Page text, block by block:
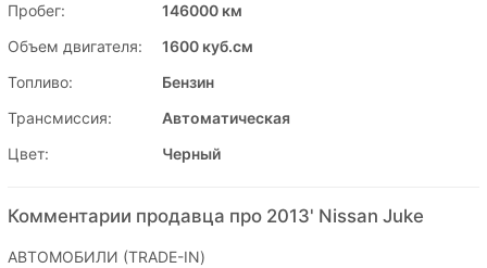
Пробег:
146000 км
Объем двигателя:
1600 куб.см
Топливо:
Бензин
Трансмиссия:
Автоматическая
Цвет:
Черный
Комментарии продавца про 2013' Nissan Juke
АВТОМОБИЛИ (TRADЕ-IN)